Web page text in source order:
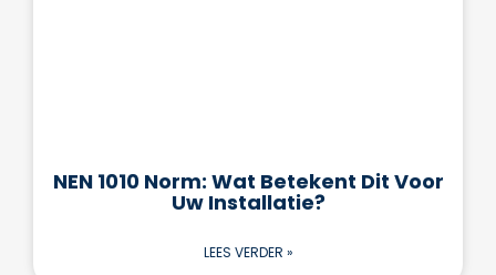
NEN 1010 Norm: Wat Betekent Dit Voor
Uw Installatie?
LEES VERDER »